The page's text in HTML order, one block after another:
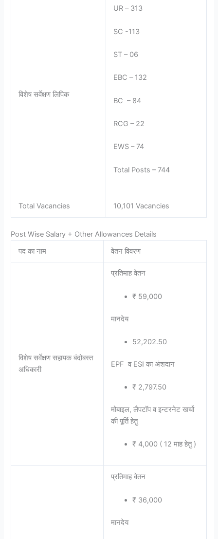
विशेष सर्वेक्षण लिपिक
UR – 313
SC -113
ST – 06
EBC – 132
BC – 84
RCG – 22
EWS – 74
Total Posts – 744
Total Vacancies 10,101 Vacancies
Post Wise Salary + Other Allowances Details
पद का नाम
वेतन विवरण
विशेष सर्वेक्षण सहायक बंदोबस्त
अधिकारी
प्रतिमाह वेतन
₹ 59,000
मानदेय
52,202.50
EPF व ESI का अंशदान
₹ 2,797.50
मोबाइल, लैपटॉप व इन्टरनेट खर्चो
की पूर्ति हेतु
₹ 4,000 ( 12 माह हेतु )
प्रतिमाह वेतन
₹ 36,000
मानदेय